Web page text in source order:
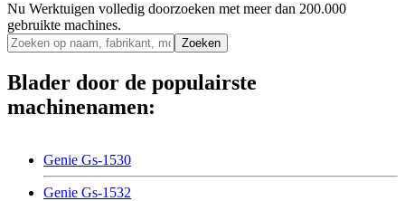
Nu Werktuigen volledig doorzoeken met meer dan 200.000
gebruikte machines.
Zoeken
Blader door de populairste
machinenamen:
Genie Gs-1530
Genie Gs-1532